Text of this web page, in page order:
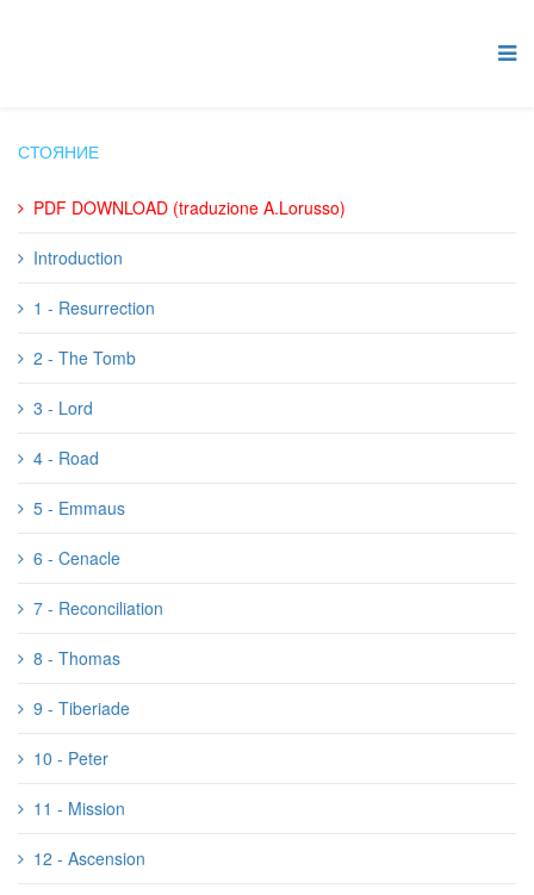
СТОЯНИЕ
PDF DOWNLOAD (traduzione A.Lorusso)
Introduction
1 - Resurrection
2 - The Tomb
3 - Lord
4 - Road
5 - Emmaus
6 - Cenacle
7 - Reconciliation
8 - Thomas
9 - Tiberiade
10 - Peter
11 - Mission
12 - Ascension